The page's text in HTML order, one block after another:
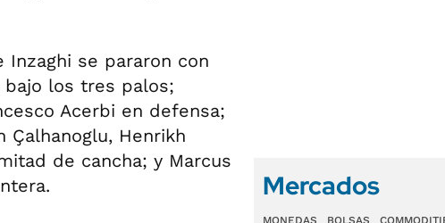
se pararon con
bajo los tres palos;
Acerbi en defensa;
Çalhanoglu, Henrikh
de cancha; y Marcus
Mercados
MONEDAS BOLSAS